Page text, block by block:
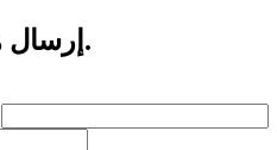
إرسال هذا الرابط إلى صديق.